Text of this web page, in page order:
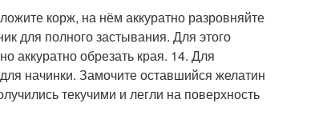
корж, на нём аккуратно разровняйте
для полного застывания. Для этого
аккуратно обрезать края. 14. Для
начинки. Замочите оставшийся желатин
текучими и легли на поверхность